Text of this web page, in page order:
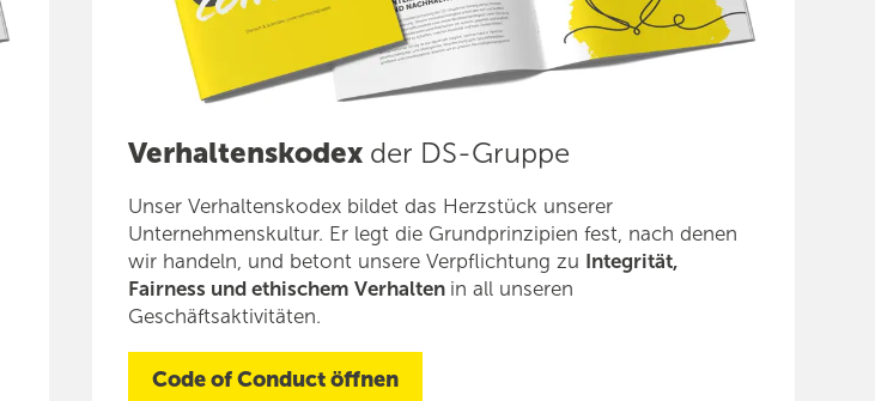
Verhaltenskodex der DS-Gruppe
Unser Verhaltenskodex bildet das Herzstück unserer
Unternehmens­kultur. Er legt die Grund­prinzipien fest, nach denen
wir handeln, und betont unsere Verpflichtung zu Integrität,
Fairness und ethischem Verhalten in all unseren
Geschäftsaktivitäten.
Code of Conduct öffnen